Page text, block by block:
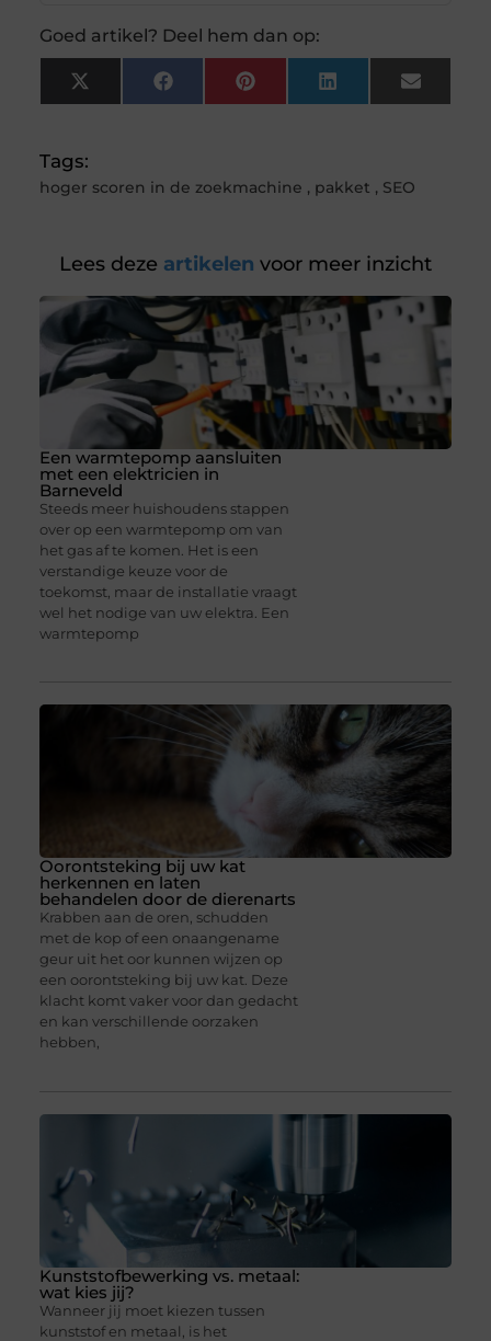
Goed artikel? Deel hem dan op:
X
(Twitter)
FacebookPinterestLinkedInEmail
Tags:
hoger scoren in de zoekmachine , pakket , SEO
Lees deze artikelen voor meer inzicht
Een warmtepomp aansluiten
met een elektricien in
Barneveld
Steeds meer huishoudens stappen
over op een warmtepomp om van
het gas af te komen. Het is een
verstandige keuze voor de
toekomst, maar de installatie vraagt
wel het nodige van uw elektra. Een
warmtepomp
Oorontsteking bij uw kat
herkennen en laten
behandelen door de dierenarts
Krabben aan de oren, schudden
met de kop of een onaangename
geur uit het oor kunnen wijzen op
een oorontsteking bij uw kat. Deze
klacht komt vaker voor dan gedacht
en kan verschillende oorzaken
hebben,
Kunststofbewerking vs. metaal:
wat kies jij?
Wanneer jij moet kiezen tussen
kunststof en metaal, is het